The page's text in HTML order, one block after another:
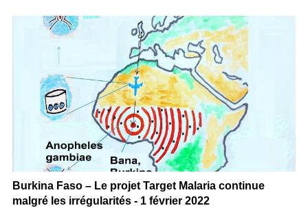
Burkina Faso – Le projet Target Malaria continue
malgré les irrégularités - 1 février 2022